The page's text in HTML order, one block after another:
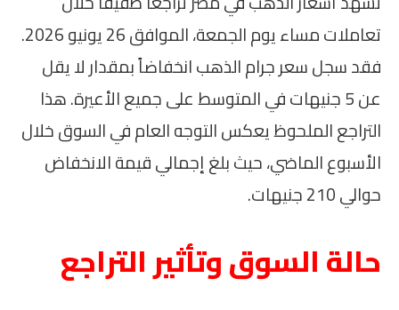
تعاملات مساء يوم الجمعة، الموافق 26 يونيو 2026.
فقد سجل سعر جرام الذهب انخفاضاً بمقدار لا يقل
عن 5 جنيهات في المتوسط على جميع الأعيرة. هذا
التراجع الملحوظ يعكس التوجه العام في السوق خلال
الأسبوع الماضي، حيث بلغ إجمالي قيمة الانخفاض
حوالي 210 جنيهات.
حالة السوق وتأثير التراجع